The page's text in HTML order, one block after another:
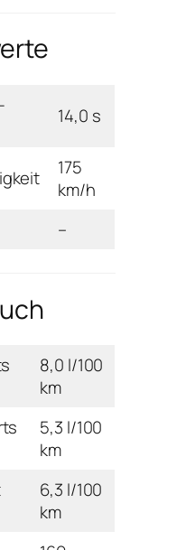
14,0 s
175
km/h
–
8,0 l/100
km
5,3 l/100
km
6,3 l/100
km